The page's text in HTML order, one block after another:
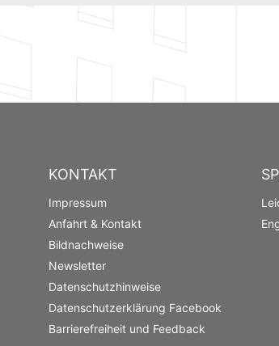
KONTAKT
Impressum
Anfahrt & Kontakt
Bildnachweise
Newsletter
Datenschutzhinweise
Datenschutzerklärung Facebook
Barrierefreiheit und Feedback